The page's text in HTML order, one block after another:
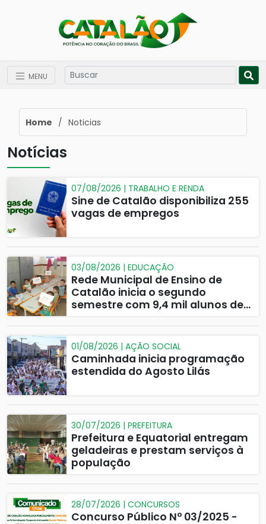
MENU
Home / Noticias
Notícias
07/08/2026 | TRABALHO E RENDA
Sine de Catalão disponibiliza 255
vagas de empregos
03/08/2026 | EDUCAÇÃO
Rede Municipal de Ensino de
Catalão inicia o segundo
semestre com 9,4 mil alunos de
01/08/2026 | AÇÃO SOCIAL
Caminhada inicia programação
estendida do Agosto Lilás
30/07/2026 | PREFEITURA
Prefeitura e Equatorial entregam
geladeiras e prestam serviços à
população
28/07/2026 | CONCURSOS
Concurso Público Nº 03/2025 -